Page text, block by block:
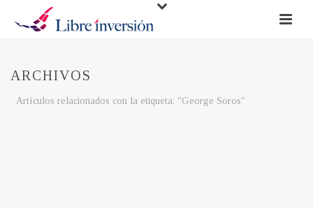
ARCHIVOS
Artículos relacionados con la etiqueta: "George Soros"